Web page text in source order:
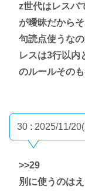
z世代はレスバ
が曖昧だから
句読点使うな
レスは3行以内
のルールその
30 : 2025/11/
>>29
別に使うのは